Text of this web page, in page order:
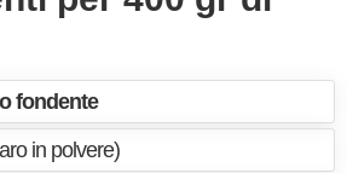
fondente
in polvere)